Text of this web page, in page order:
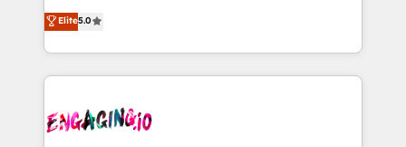
prospecting, follow-ups, service triage, and
knowledge retrieval—built in HubSpot. ⚡ Fast-Track
advanced optimization & adoption 📍 São Paulo, BR
• Des Moines, IA • New York, NY
previsibilidade de receita. Combinamos Revenue
Operations (RevOps) e Inteligência Artificial para
estruturar processos integrar sistemas organizar
dados e automatizar operações. O objetivo é
operacional de receita conectando equipes
Elite5.0